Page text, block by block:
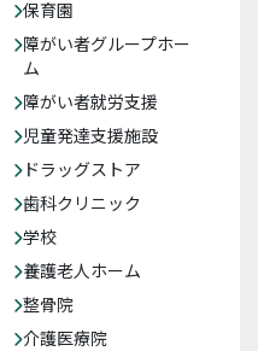
保育園
障がい者グループホー
ム
障がい者就労支援
児童発達支援施設
ドラッグストア
歯科クリニック
学校
養護老人ホーム
整骨院
介護医療院